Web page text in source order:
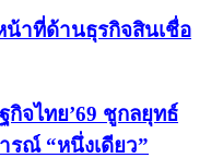
น้าที่ด้านธุรกิจสินเชื่อ
กิจไทย’69 ชูกลยุทธ์
รณ์ “หนึ่งเดียว”